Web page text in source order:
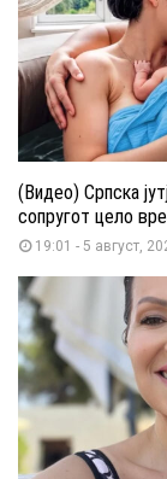
(Видео) Српска
сопругот цело
19:01 - 5 август,